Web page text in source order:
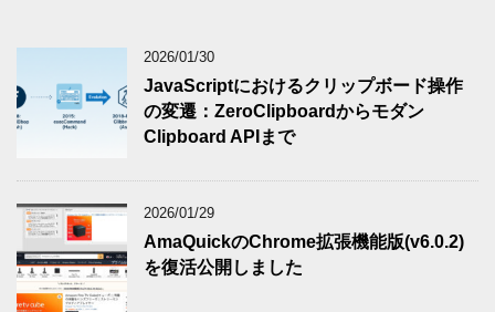
2026/01/30
JavaScriptにおけるクリップボード操作
の変遷：ZeroClipboardからモダン
Clipboard APIまで
2026/01/29
AmaQuickのChrome拡張機能版(v6.0.2)
を復活公開しました